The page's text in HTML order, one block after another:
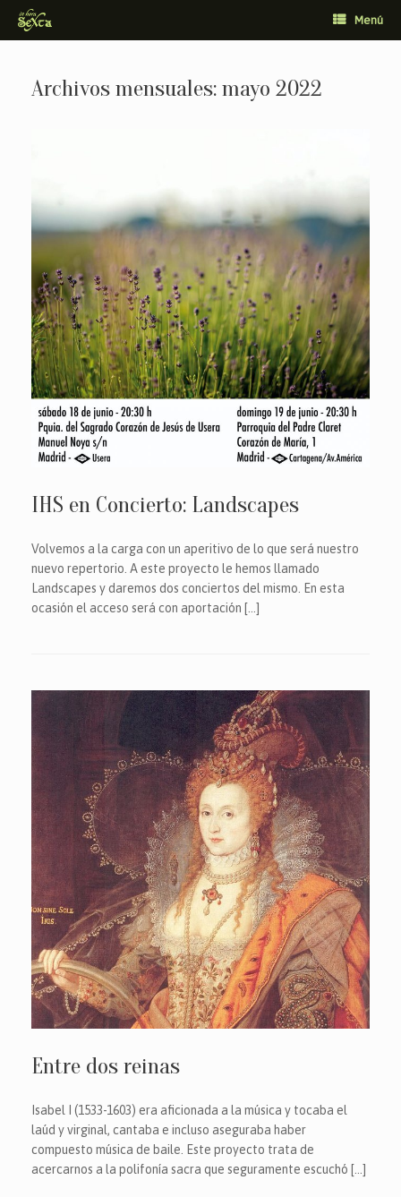
Saltar
contenido
Menú
Archivos mensuales: mayo 2022
IHS en Concierto: Landscapes
Volvemos a la carga con un aperitivo de lo que será nuestro
nuevo repertorio. A este proyecto le hemos llamado
Landscapes y daremos dos conciertos del mismo. En esta
ocasión el acceso será con aportación […]
Entre dos reinas
Isabel I (1533-1603) era aficionada a la música y tocaba el
laúd y virginal, cantaba e incluso aseguraba haber
compuesto música de baile. Este proyecto trata de
acercarnos a la polifonía sacra que seguramente escuchó […]